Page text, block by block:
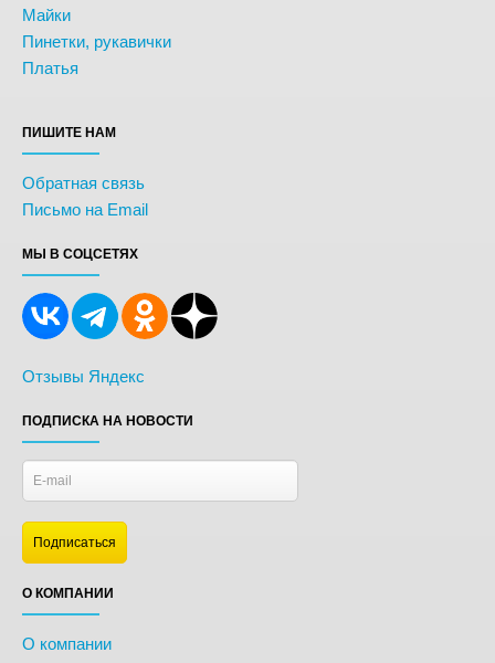
Майки
Пинетки, рукавички
Платья
ПИШИТЕ НАМ
Обратная связь
Письмо на Email
МЫ В СОЦСЕТЯХ
Отзывы Яндекс
ПОДПИСКА НА НОВОСТИ
О КОМПАНИИ
О компании